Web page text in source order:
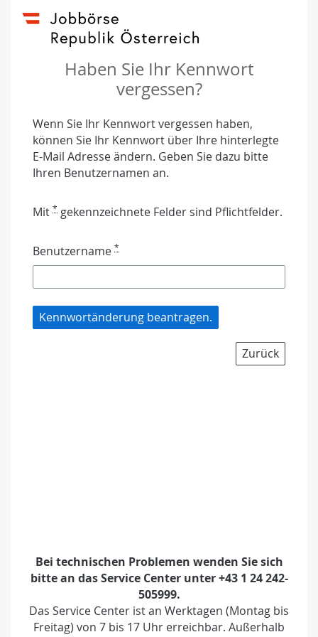
Haben Sie Ihr Kennwort
vergessen?
Wenn Sie Ihr Kennwort vergessen haben,
können Sie Ihr Kennwort über Ihre hinterlegte
E-Mail Adresse ändern. Geben Sie dazu bitte
Ihren Benutzernamen an.
Mit * gekennzeichnete Felder sind Pflichtfelder.
Benutzername *
(Bitte nicht
ausfüllen!)
(Bitte
Kennwortänderung beantragen.
Zurück
Bei technischen Problemen wenden Sie sich
bitte an das Service Center unter +43 1 24 242-
505999.
Das Service Center ist an Werktagen (Montag bis
Freitag) von 7 bis 17 Uhr erreichbar. Außerhalb